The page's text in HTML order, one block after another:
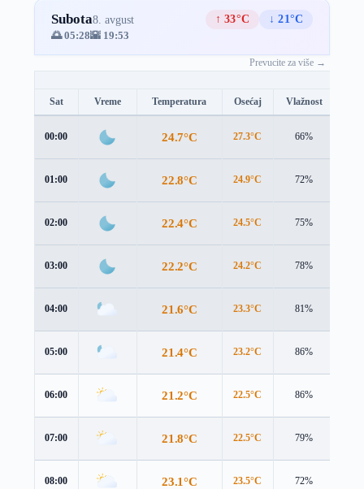
Subota8. avgust ↑ 33°C
↓ 21°C
🌅 05:28🌇 19:53
Prevucite za više →
Sat Vreme Temperatura Osećaj Vlažnost
00:00 24.7°C 27.3°C 66%
01:00 22.8°C 24.9°C 72%
02:00 22.4°C 24.5°C 75%
03:00 22.2°C 24.2°C 78%
04:00 21.6°C 23.3°C 81%
05:00 21.4°C 23.2°C 86%
06:00 21.2°C 22.5°C 86%
07:00 21.8°C 22.5°C 79%
08:00 23.1°C 23.5°C 72%